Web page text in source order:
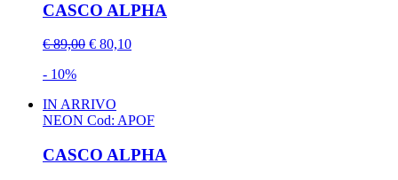
CASCO ALPHA
€ 89,00 € 80,10
- 10%
IN ARRIVO
NEON Cod: APOF
CASCO ALPHA